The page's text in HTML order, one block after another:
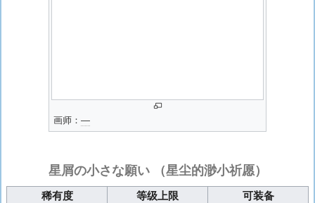
画师： ―
星屑の小さな願い（星尘的渺小祈愿）
稀有度 等级上限
可装备